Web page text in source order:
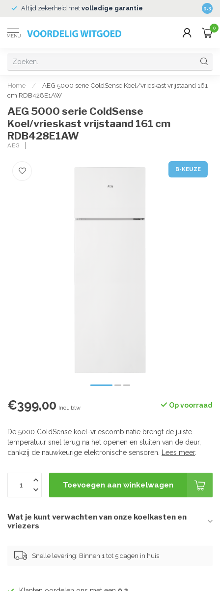
Altijd zekerheid met volledige garantie 9.3
MENU
0
Home /
AEG 5000 serie ColdSense Koel/vrieskast vrijstaand 161
cm RDB428E1AW
AEG 5000 serie ColdSense
Koel/vrieskast vrijstaand 161 cm
RDB428E1AW
AEG
B-KEUZE
€399,00 Incl. btw Op voorraad
De 5000 ColdSense koel-vriescombinatie brengt de juiste
temperatuur snel terug na het openen en sluiten van de deur,
dankzij de nauwkeurige elektronische sensoren. Lees meer.
Toevoegen aan winkelwagen
Wat je kunt verwachten van onze koelkasten en
vriezers
Snelle levering: Binnen 1 tot 5 dagen in huis